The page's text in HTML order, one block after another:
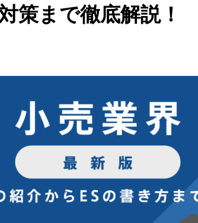
策まで徹底解説！